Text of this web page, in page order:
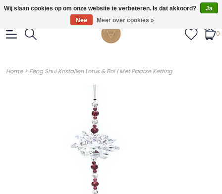
Gratis verzendig vanaf €55.
0
Home> Feng Shui Kristallen Lotus & Bol | Met Paarse Ketting
Wij slaan cookies op om onze website te verbeteren. Is dat akkoord?
Ja
Nee
Meer over cookies »